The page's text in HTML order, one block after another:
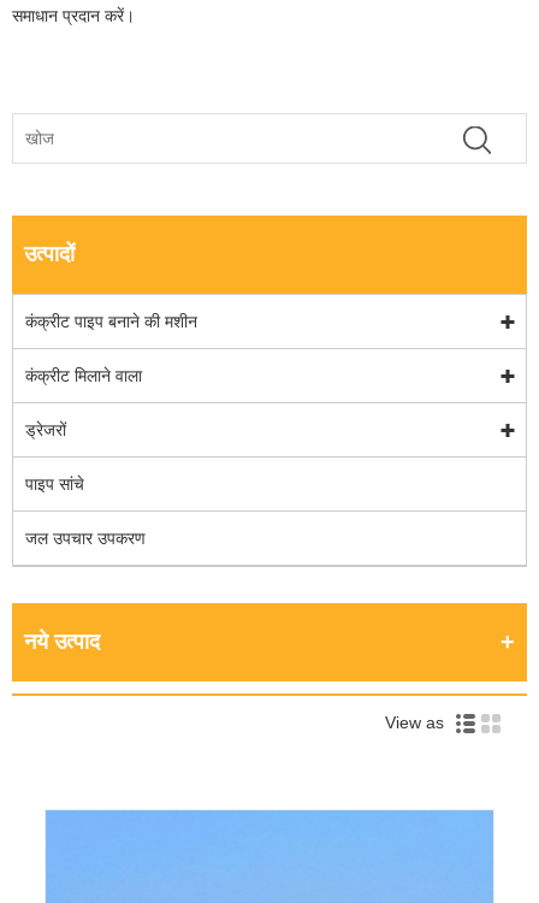
समाधान प्रदान करें।
उत्पादों
कंक्रीट पाइप बनाने की मशीन
कंक्रीट मिलाने वाला
ड्रेजरों
पाइप सांचे
जल उपचार उपकरण
नये उत्पाद
View as